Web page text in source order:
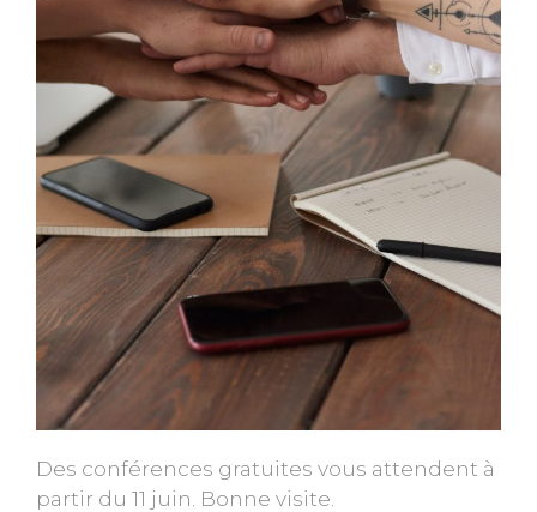
Des conférences gratuites vous attendent à
partir du 11 juin. Bonne visite.